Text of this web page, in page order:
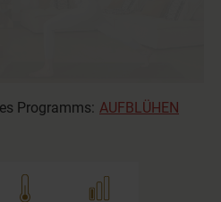
Programms: AUFBLÜHEN